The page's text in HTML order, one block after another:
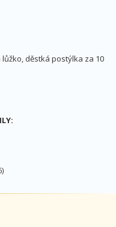
děstká postýlka za 10